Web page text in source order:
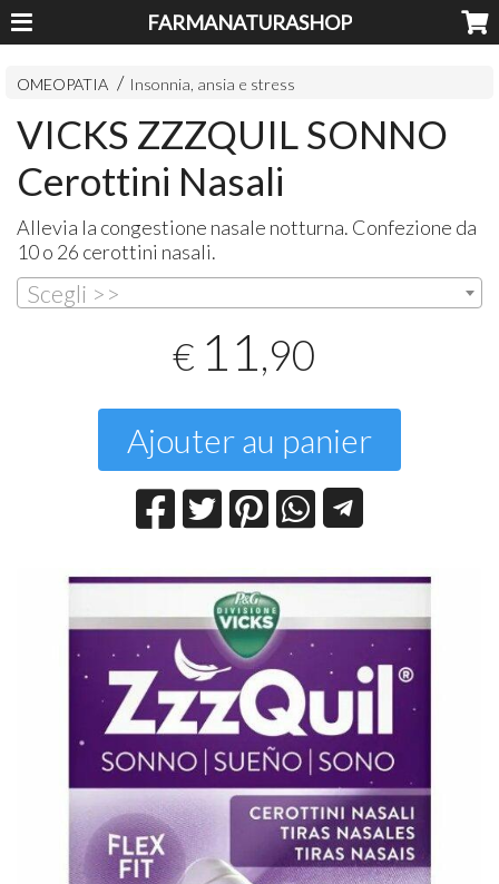
FARMANATURASHOP
OMEOPATIA Insonnia, ansia e stress
VICKS ZZZQUIL SONNO
Cerottini Nasali
Allevia la congestione nasale notturna. Confezione da
10 o 26 cerottini nasali.
Scegli >>
€ 11 ,90
Ajouter au panier